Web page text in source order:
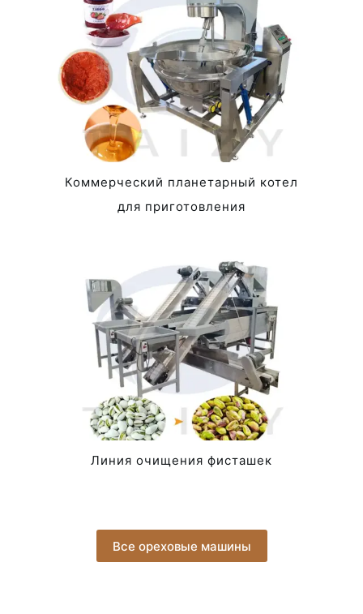
Коммерческий планетарный котел
для приготовления
Линия очищения фисташек
Все ореховые машины